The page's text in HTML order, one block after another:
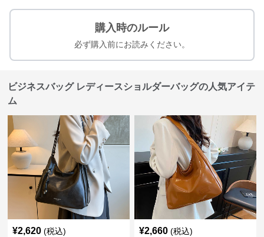
購入時のルール
必ず購入前にお読みください。
ビジネスバッグ レディースショルダーバッグの人気アイテ
ム
¥2,620 (税込) ¥2,660 (税込)